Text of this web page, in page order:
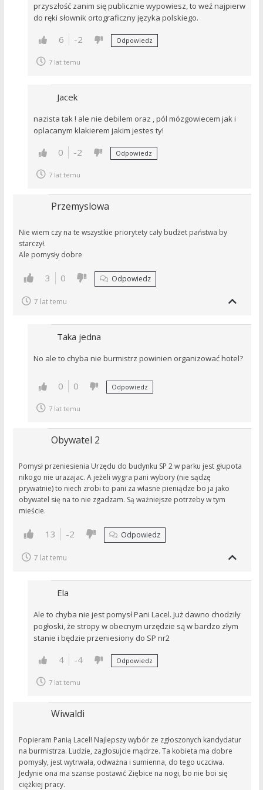
przyszłość zanim się publicznie wypowiesz, to weź najpierw
do ręki słownik ortograficzny języka polskiego.
6 -2 Odpowiedz
7 lat temu
Jacek
nazista tak ! ale nie debilem oraz , pól mózgowiecem jak i
oplacanym klakierem jakim jestes ty!
0 -2 Odpowiedz
7 lat temu
Przemyslowa
Nie wiem czy na te wszystkie priorytety cały budżet państwa by
starczył.
Ale pomysły dobre
3 0 Odpowiedz
7 lat temu
Taka jedna
No ale to chyba nie burmistrz powinien organizować hotel?
0 0 Odpowiedz
7 lat temu
Obywatel 2
Pomysł przeniesienia Urzędu do budynku SP 2 w parku jest głupota
nikogo nie urazajac. A jeżeli wygra pani wybory (nie sądzę
prywatnie) to niech zrobi to pani za własne pieniądze bo ja jako
obywatel się na to nie zgadzam. Są ważniejsze potrzeby w tym
mieście.
13 -2 Odpowiedz
7 lat temu
Ela
Ale to chyba nie jest pomysł Pani Lacel. Już dawno chodziły
pogłoski, że stropy w obecnym urzędzie są w bardzo złym
stanie i będzie przeniesiony do SP nr2
4 -4 Odpowiedz
7 lat temu
Wiwaldi
Popieram Panią Lacel! Najlepszy wybór ze zgłoszonych kandydatur
na burmistrza. Ludzie, zagłosujcie mądrze. Ta kobieta ma dobre
pomysły, jest wytrwała, odważna i sumienna, do tego uczciwa.
Jedynie ona ma szanse postawić Ziębice na nogi, bo nie boi się
ciężkiej pracy.